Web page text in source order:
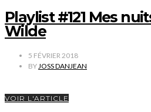
Playlist #121 Mes
Wilde
5 FÉVRIER 2018
BY JOSS DANJEAN
VOIR L'ARTICLE